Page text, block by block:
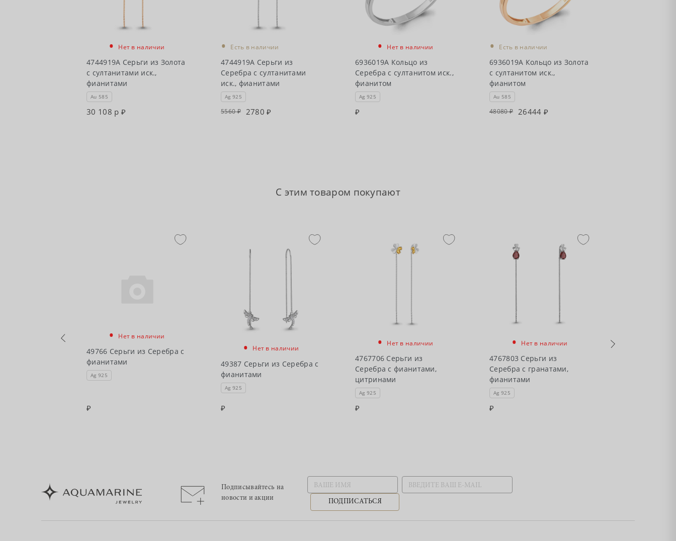
• Нет в наличии
4744919А Серьги из Золота
с султанитами иск.,
фианитами
Au 585
30 108 р
• Есть в наличии
4744919А Серьги из
Серебра с султанитами
иск., фианитами
Ag 925
5560 2780
• Нет в наличии
6936019А Кольцо из
Серебра с султанитом иск.,
фианитом
Ag 925
• Есть в наличии
6936019А Кольцо из Золота
с султанитом иск.,
фианитом
Au 585
48080 26444
С этим товаром покупают
• Нет в наличии
49766 Серьги из Серебра с
фианитами
Ag 925
• Нет в наличии
49387 Серьги из Серебра с
фианитами
Ag 925
• Нет в наличии
4767706 Серьги из
Серебра с фианитами,
цитринами
Ag 925
• Нет в наличии
4767803 Серьги из
Серебра с гранатами,
фианитами
Ag 925
Подписывайтесь на
новости и акции
ПОДПИСАТЬСЯ